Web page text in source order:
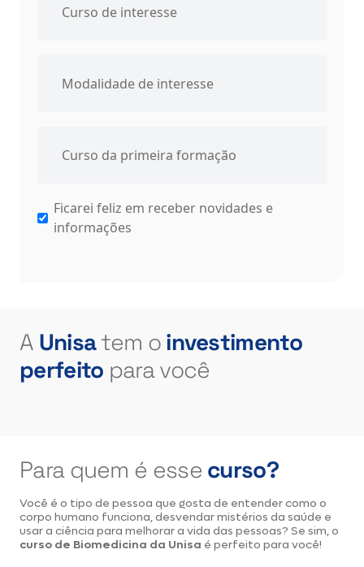
Ficarei feliz em receber novidades e
informações
A Unisatem oinvestimento
perfeito para você
Para quem é esse curso?
Você é o tipo de pessoa que gosta de entender como o
corpo humano funciona, desvendar mistérios da saúde e
usar a ciência para melhorar a vida das pessoas? Se sim, o
curso de Biomedicina da Unisa é perfeito para você!